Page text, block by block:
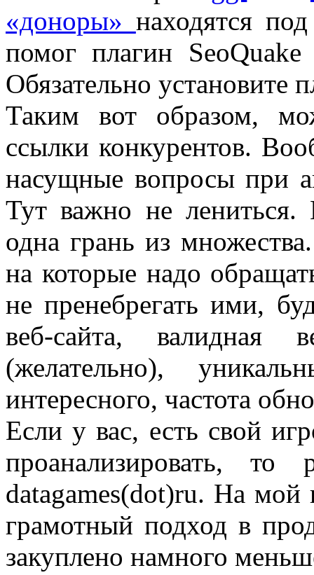
«доноры» находятся
помог плагин
Обязательно установите
Таким вот образом,
ссылки конкурентов.
насущные вопросы при
Тут важно не лениться.
одна грань из
на которые надо
не пренебрегать ими,
веб-сайта, валидная
(желательно),
интересного, частота
Если у вас, есть свой
проанализировать, то
datagames(dot)ru. На мой
грамотный подход в
закуплено намного